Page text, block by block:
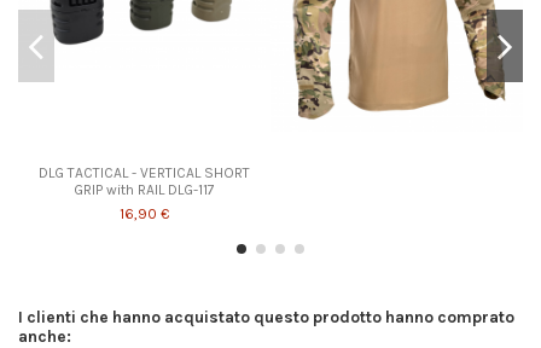
DLG TACTICAL - VERTICAL SHORT
GRIP with RAIL DLG-117
16,90 €
I clienti che hanno acquistato questo prodotto hanno comprato
anche: